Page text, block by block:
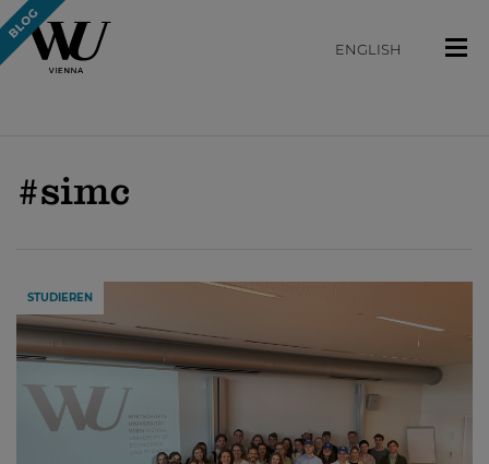
ENGLISH
#simc
STUDIEREN